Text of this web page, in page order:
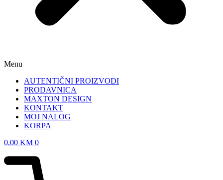
Menu
AUTENTIČNI PROIZVODI
PRODAVNICA
MAXTON DESIGN
KONTAKT
MOJ NALOG
KORPA
0,00 KM 0